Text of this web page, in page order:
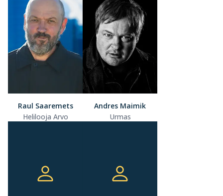
Raul Saaremets
Helilooja Arvo
Andres Maimik
Urmas